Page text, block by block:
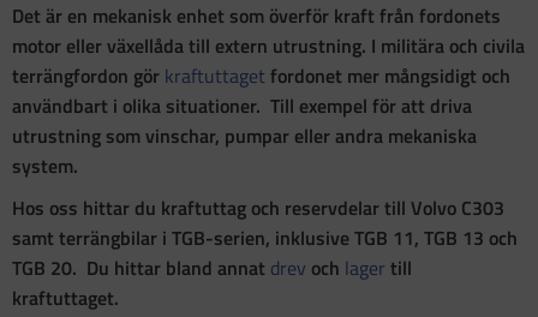
Det är en mekanisk enhet som överför kraft från fordonets
motor eller växellåda till extern utrustning. I militära och civila
terrängfordon gör kraftuttaget fordonet mer mångsidigt och
användbart i olika situationer. Till exempel för att driva
utrustning som vinschar, pumpar eller andra mekaniska
system.
Hos oss hittar du kraftuttag och reservdelar till Volvo C303
samt terrängbilar i TGB-serien, inklusive TGB 11, TGB 13 och
TGB 20. Du hittar bland annat drev och lager till
kraftuttaget.